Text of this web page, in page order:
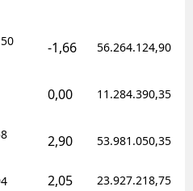
-1,66 56.264.124,90
0,00 11.284.390,35
2,90 53.981.050,35
2,05 23.927.218,75